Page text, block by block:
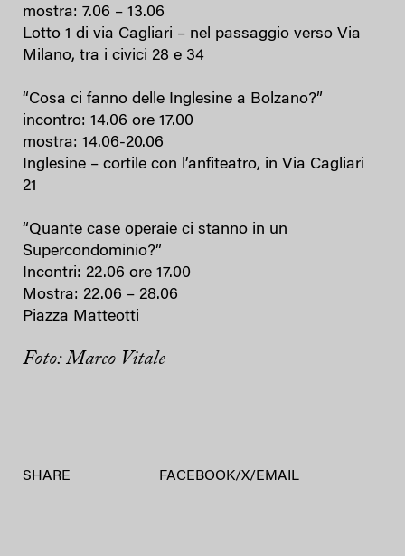
mostra: 7.06 – 13.06
Lotto 1 di via Cagliari – nel passaggio verso Via
Milano, tra i civici 28 e 34
“Cosa ci fanno delle Inglesine a Bolzano?”
incontro: 14.06 ore 17.00
mostra: 14.06-20.06
Inglesine – cortile con l’anfiteatro, in Via Cagliari
21
“Quante case operaie ci stanno in un
Supercondominio?”
Incontri: 22.06 ore 17.00
Mostra: 22.06 – 28.06
Piazza Matteotti
Foto: Marco Vitale
SHARE FACEBOOK/X/EMAIL